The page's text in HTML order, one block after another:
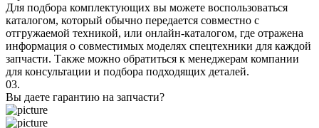
Для подбора комплектующих вы можете воспользоваться
каталогом, который обычно передается совместно с
отгружаемой техникой, или онлайн-каталогом, где отражена
информация о совместимых моделях спецтехники для каждой
запчасти. Также можно обратиться к менеджерам компании
для консультации и подбора подходящих деталей.
03.
Вы даете гарантию на запчасти?